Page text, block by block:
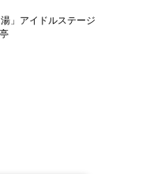
」アイドルステージ